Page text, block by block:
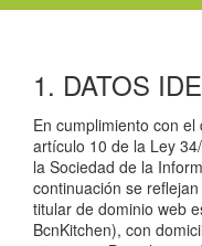
1. DATOS
En cumplimiento con
artículo 10 de la Ley
la Sociedad de la
continuación se
titular de dominio web
BcnKitchen), con